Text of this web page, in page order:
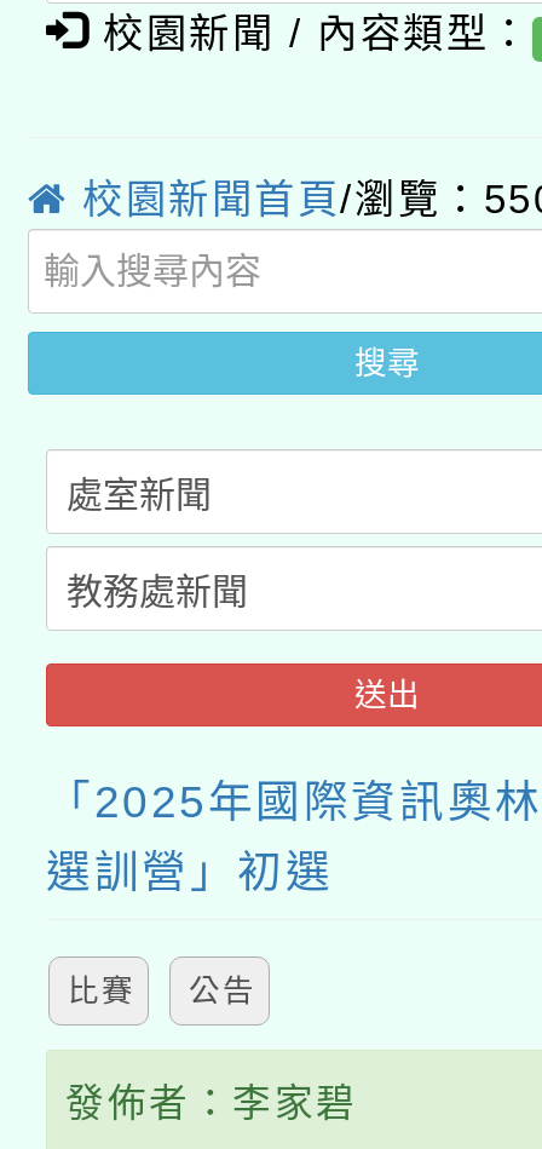
國立臺灣師範大學辦
業成長研習」實施計畫
函轉國家教育研究院中
師專業成長研習實施計
方素養工作坊新北場」
族語言臺北學習中心
「族語學習班」招生簡
轉知有關國立成功大學
文教學共融平台-教案
件」活動簡章
教育部國民及學前教育
年度COVID-19疫苗接
接種對象擴大為「滿6
接種之民眾」措施，延
月28日止
校園新聞 / 內容類型：
校園新聞首頁/瀏覽：
搜尋
送出
「2025年國際資訊奧
選訓營」初選
比賽 公告
發佈者：李家碧